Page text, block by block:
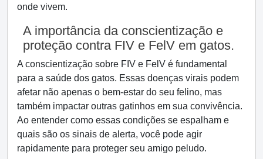
onde vivem.
A importância da conscientização e
proteção contra FIV e FelV em gatos.
A conscientização sobre FIV e FelV é fundamental
para a saúde dos gatos. Essas doenças virais podem
afetar não apenas o bem-estar do seu felino, mas
também impactar outras gatinhos em sua convivência.
Ao entender como essas condições se espalham e
quais são os sinais de alerta, você pode agir
rapidamente para proteger seu amigo peludo.